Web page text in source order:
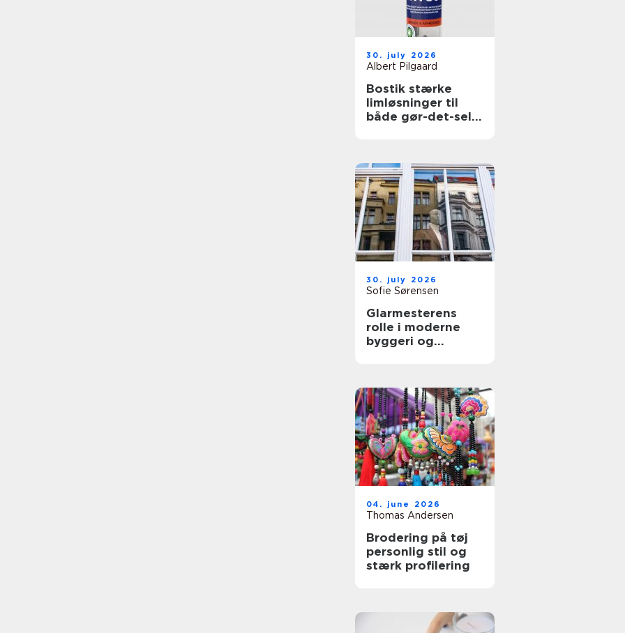
30. july 2026
Albert Pilgaard
Bostik stærke
limløsninger til
både gør-det-selv
30. july 2026
Sofie Sørensen
Glarmesterens
rolle i moderne
byggeri og
04. june 2026
Thomas Andersen
Brodering på tøj
personlig stil og
stærk profilering